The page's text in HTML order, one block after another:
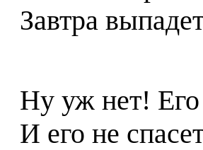
Завтра
Ну уж нет! Его
И его не